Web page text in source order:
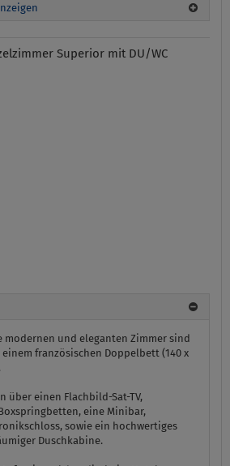
Superior mit DU/WC
modernen und eleganten Zimmer sind
französischen Doppelbett (140 x
über einen Flachbild-Sat-TV,
eine Minibar,
sowie ein hochwertiges
Duschkabine.